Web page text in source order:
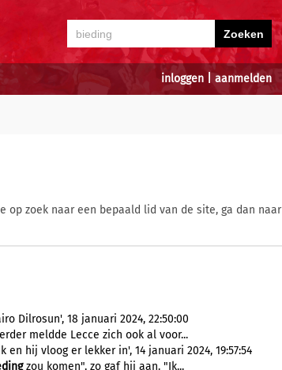
inloggen aanmelden
op zoek naar een bepaald lid van de site, ga dan naar
Dilrosun', 18 januari 2024, 22:50:00
meldde Lecce zich ook al voor...
hij vloog er lekker in', 14 januari 2024, 19:57:54
zou komen", zo gaf hij aan. "Ik...